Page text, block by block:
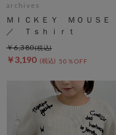
archives
ＭＩＣＫＥＹ ＭＯＵＳＥ
／ Ｔｓｈｉｒｔ
￥3,190 50％OFF
￥6,380